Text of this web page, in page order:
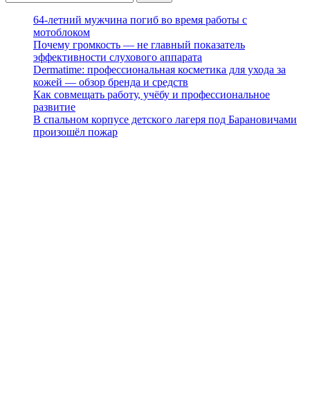
64-летний мужчина погиб во время работы с
мотоблоком
Почему громкость — не главный показатель
эффективности слухового аппарата
Dermatime: профессиональная косметика для ухода за
кожей — обзор бренда и средств
Как совмещать работу, учёбу и профессиональное
развитие
В спальном корпусе детского лагеря под Барановичами
произошёл пожар